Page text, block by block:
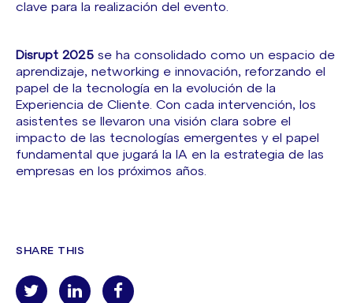
clave para la realización del evento.
Disrupt 2025 se ha consolidado como un espacio de
aprendizaje, networking e innovación, reforzando el
papel de la tecnología en la evolución de la
Experiencia de Cliente. Con cada intervención, los
asistentes se llevaron una visión clara sobre el
impacto de las tecnologías emergentes y el papel
fundamental que jugará la IA en la estrategia de las
empresas en los próximos años.
SHARE THIS